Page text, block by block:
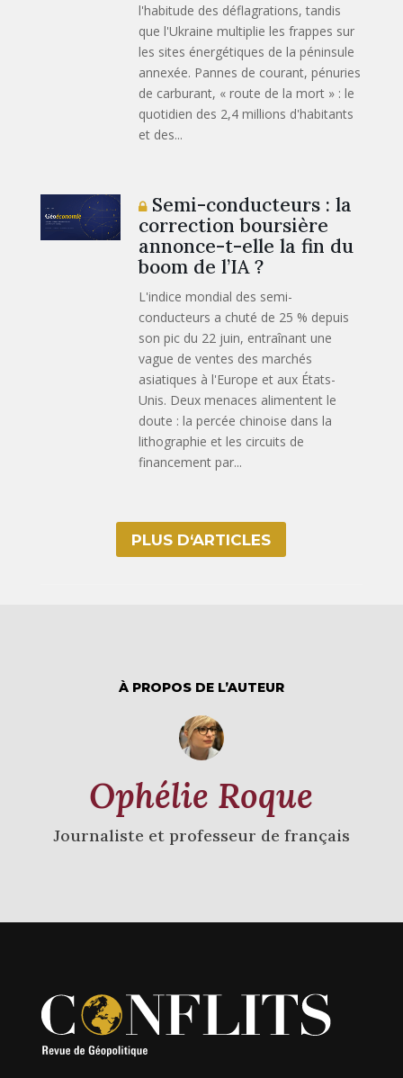
l'habitude des déflagrations, tandis
que l'Ukraine multiplie les frappes sur
les sites énergétiques de la péninsule
annexée. Pannes de courant, pénuries
de carburant, « route de la mort » : le
quotidien des 2,4 millions d'habitants
et des...
Semi-conducteurs : la
correction boursière
annonce-t-elle la fin du
boom de l’IA ?
L'indice mondial des semi-
conducteurs a chuté de 25 % depuis
son pic du 22 juin, entraînant une
vague de ventes des marchés
asiatiques à l'Europe et aux États-
Unis. Deux menaces alimentent le
doute : la percée chinoise dans la
lithographie et les circuits de
financement par...
PLUS D‘ARTICLES
À PROPOS DE L’AUTEUR
Ophélie Roque
Journaliste et professeur de français